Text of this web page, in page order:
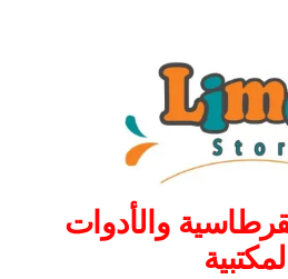
والأدوات